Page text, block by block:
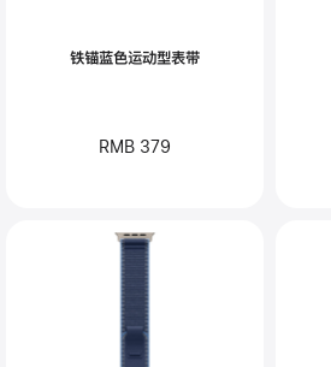
铁锚蓝色运动型表带
RMB 379